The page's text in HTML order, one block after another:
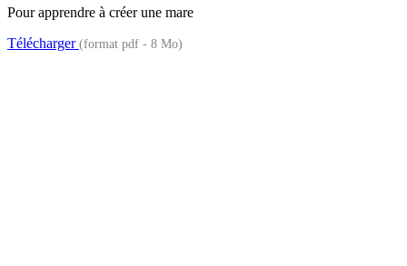
Pour apprendre à créer une mare
Télécharger (format pdf - 8 Mo)